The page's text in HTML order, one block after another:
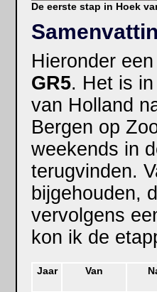
De eerste stap in Hoek
Hieronder
GR5. Het is
van Holland
Bergen op
weekends in
terugvinden.
bijgehouden,
vervolgens
kon ik de
Jaar Van